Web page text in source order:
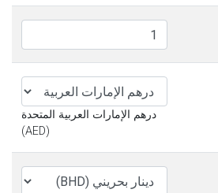
درهم الإمارات العربية المتحدة
(AED)